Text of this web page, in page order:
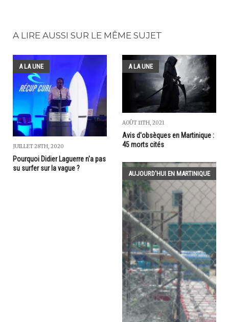
A LIRE AUSSI SUR LE MÊME SUJET
A LA UNE
JUILLET 28TH, 2020
Pourquoi Didier Laguerre n'a pas
su surfer sur la vague ?
A LA UNE
AOÛT 11TH, 2021
Avis d'obsèques en Martinique :
45 morts cités
AUJOURD'HUI EN MARTINIQUE